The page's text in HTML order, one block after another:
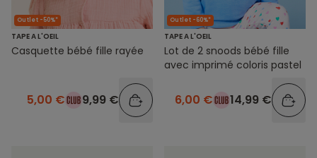
Outlet -50%*
TAPE A L'OEIL
Casquette bébé fille rayée
5,00 € 9,99 €
Outlet -60%*
TAPE A L'OEIL
Lot de 2 snoods bébé fille
avec imprimé coloris pastel
6,00 € 14,99 €